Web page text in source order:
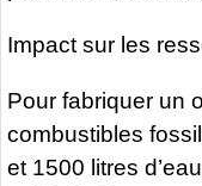
Impact sur les
Pour fabriquer un
combustibles
et 1500 litres